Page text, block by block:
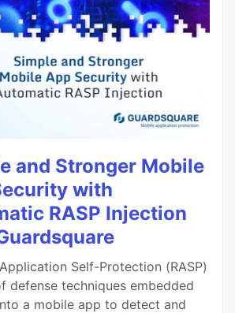
and Stronger Mobile
with
RASP Injection
Self-Protection (RASP)
defense techniques embedded
a mobile app to detect and